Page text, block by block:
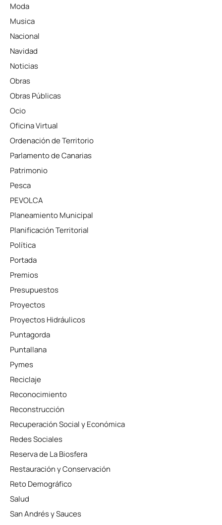
Moda
Musica
Nacional
Navidad
Noticias
Obras
Obras Públicas
Ocio
Oficina Virtual
Ordenación de Territorio
Parlamento de Canarias
Patrimonio
Pesca
PEVOLCA
Planeamiento Municipal
Planificación Territorial
Política
Portada
Premios
Presupuestos
Proyectos
Proyectos Hidráulicos
Puntagorda
Puntallana
Pymes
Reciclaje
Reconocimiento
Reconstrucción
Recuperación Social y Económica
Redes Sociales
Reserva de La Biosfera
Restauración y Conservación
Reto Demográfico
Salud
San Andrés y Sauces